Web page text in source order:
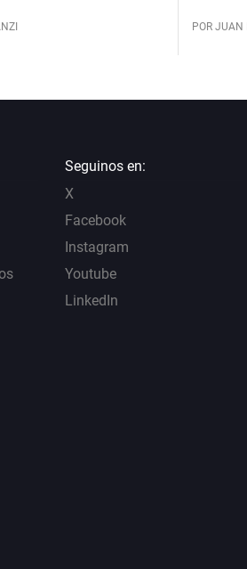
POR JUAN
Seguinos en:
X
Facebook
Instagram
Youtube
LinkedIn